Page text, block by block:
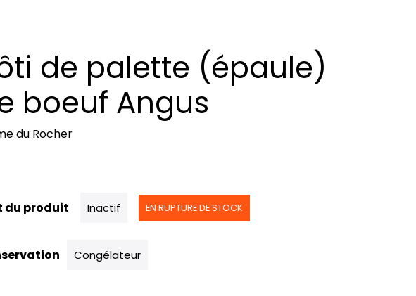
de palette (épaule)
boeuf Angus
du Rocher
du produit Inactif EN RUPTURE DE STOCK
Congélateur